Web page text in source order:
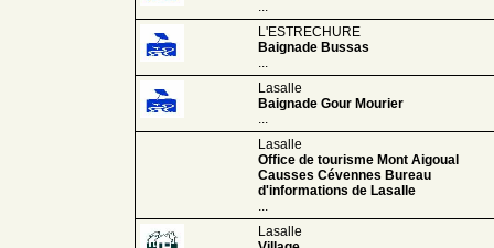
...
L'ESTRECHURE
Baignade Bussas
...
Lasalle
Baignade Gour Mourier
...
Lasalle
Office de tourisme Mont Aigoual
Causses Cévennes Bureau
d'informations de Lasalle
...
Lasalle